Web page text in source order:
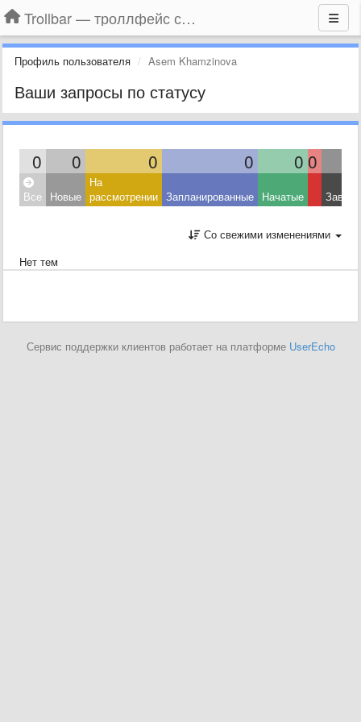
Trollbar — троллфейс смайлы для Контакта, Фейсбука, Одноклассников
Профиль пользователя Asem Khamzinova
Ваши запросы по статусу
0 0 0 0 0 0
Все Новые
На
рассмотрении Запланированные Начатые
Со свежими изменениями
Нет тем
Сервис поддержки клиентов работает на платформе UserEcho